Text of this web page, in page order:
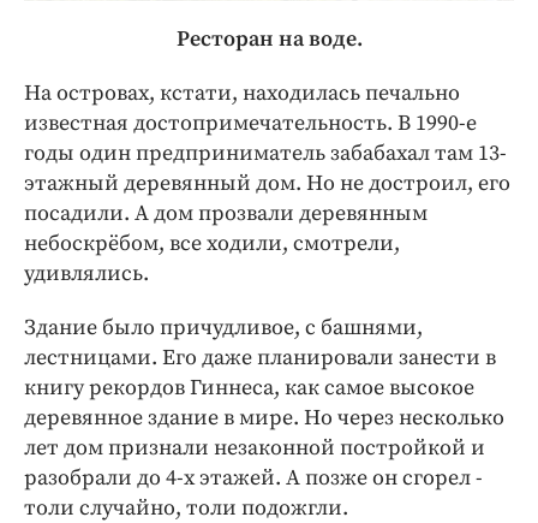
Ресторан на воде.
На островах, кстати, находилась печально
известная достопримечательность. В 1990-е
годы один предприниматель забабахал там 13-
этажный деревянный дом. Но не достроил, его
посадили. А дом прозвали деревянным
небоскрёбом, все ходили, смотрели,
удивлялись.
Здание было причудливое, с башнями,
лестницами. Его даже планировали занести в
книгу рекордов Гиннеса, как самое высокое
деревянное здание в мире. Но через несколько
лет дом признали незаконной постройкой и
разобрали до 4-х этажей. А позже он сгорел -
толи случайно, толи подожгли.